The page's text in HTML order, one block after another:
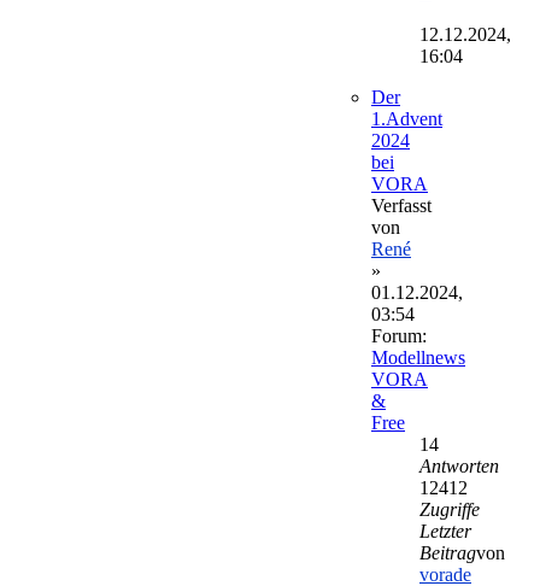
Beitrag
12.12.2024,
16:04
Der
1.Advent
2024
bei
VORA
Verfasst
von
René
»
01.12.2024,
03:54
Forum:
Modellnews
VORA
&
Free
14
Antworten
12412
Zugriffe
Letzter
Beitragvon
vorade